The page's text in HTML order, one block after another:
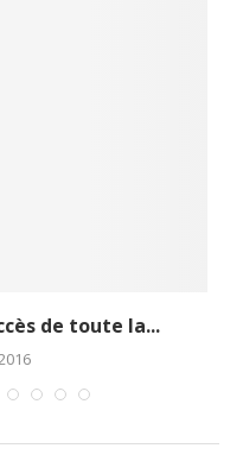
de toute la...